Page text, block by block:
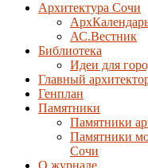
Архитектура Сочи
АС.Вестник
Библиотека
Идеи для
Главный
Генплан
Памятники
Памятники
Памятники
Сочи
О журнале